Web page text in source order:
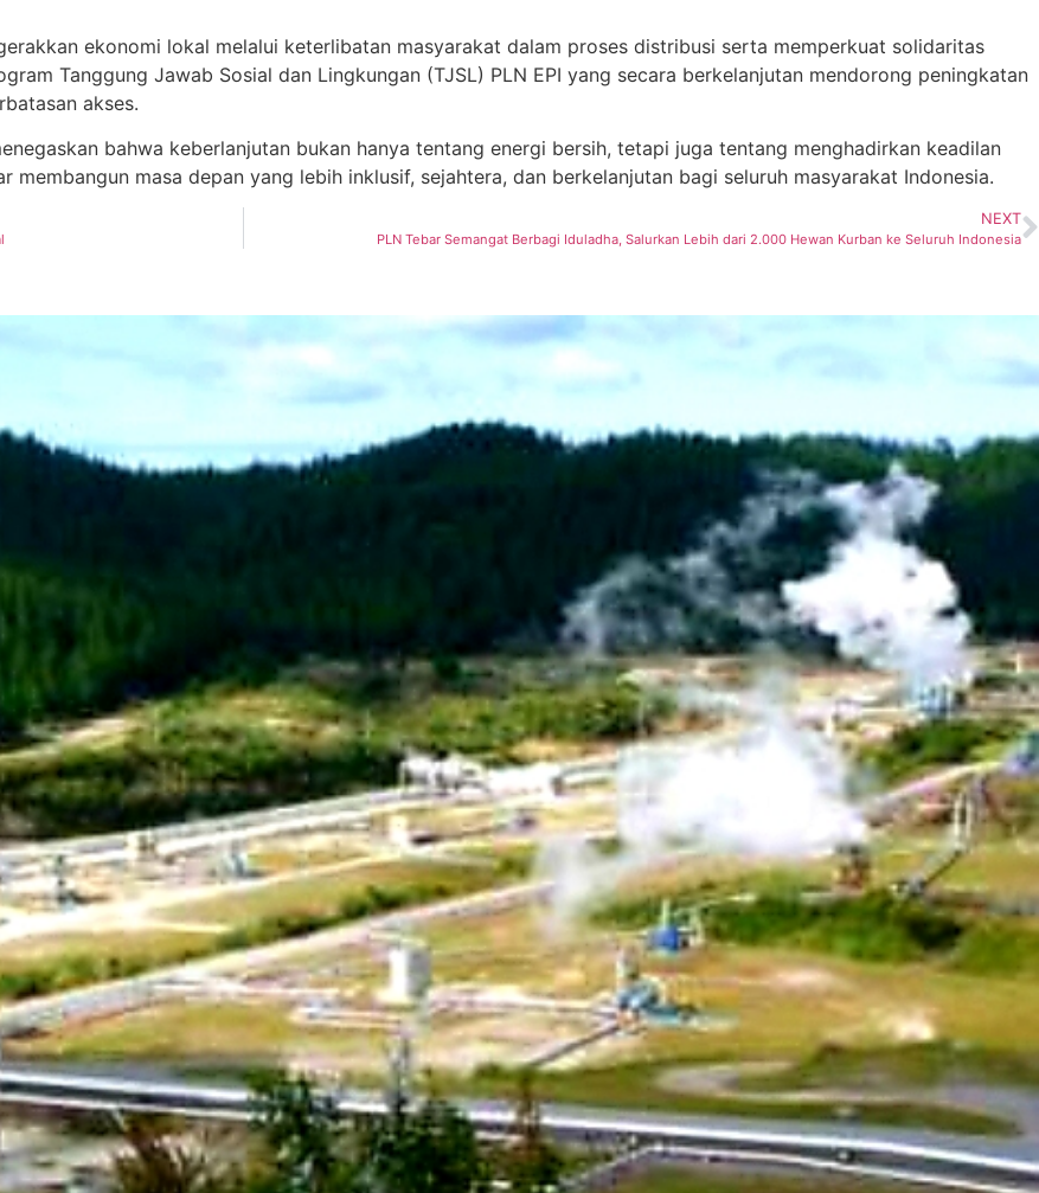
ekonomi lokal melalui keterlibatan masyarakat dalam proses distribusi serta memperkuat solidaritas
Tanggung Jawab Sosial dan Lingkungan (TJSL) PLN EPI yang secara berkelanjutan mendorong peningkatan
akses.
bahwa keberlanjutan bukan hanya tentang energi bersih, tetapi juga tentang menghadirkan keadilan
masa depan yang lebih inklusif, sejahtera, dan berkelanjutan bagi seluruh masyarakat Indonesia.
NEXT
PLN Tebar Semangat Berbagi Iduladha, Salurkan Lebih dari 2.000 Hewan Kurban ke Seluruh Indonesia